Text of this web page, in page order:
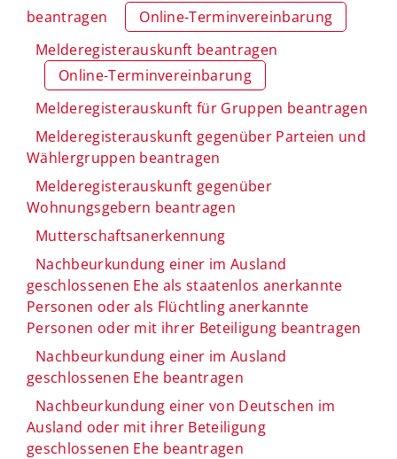
beantragen
Online-Terminvereinbarung
Melderegisterauskunft beantragen
Online-Terminvereinbarung
Melderegisterauskunft für Gruppen beantragen
Melderegisterauskunft gegenüber Parteien und
Wählergruppen beantragen
Melderegisterauskunft gegenüber
Wohnungsgebern beantragen
Mutterschaftsanerkennung
Nachbeurkundung einer im Ausland
geschlossenen Ehe als staatenlos anerkannte
Personen oder als Flüchtling anerkannte
Personen oder mit ihrer Beteiligung beantragen
Nachbeurkundung einer im Ausland
geschlossenen Ehe beantragen
Nachbeurkundung einer von Deutschen im
Ausland oder mit ihrer Beteiligung
geschlossenen Ehe beantragen